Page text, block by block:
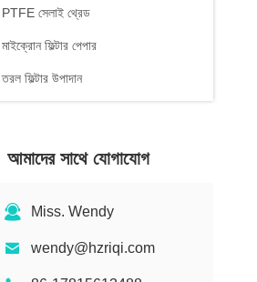
PTFE সেলাই থ্রেড
মাইক্রোন ফিল্টার পেপার
তরল ফিল্টার উপাদান
আমাদের সাথে যোগাযোগ
Miss. Wendy
wendy@hzriqi.com